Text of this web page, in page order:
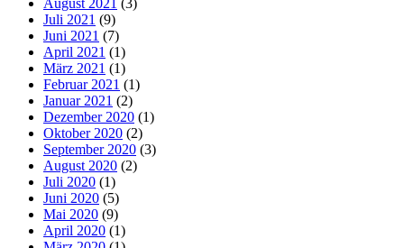
Juli 2021 (9)
Juni 2021 (7)
April 2021 (1)
März 2021 (1)
Februar 2021 (1)
Januar 2021 (2)
Dezember 2020 (1)
Oktober 2020 (2)
September 2020 (3)
August 2020 (2)
Juli 2020 (1)
Juni 2020 (5)
Mai 2020 (9)
April 2020 (1)